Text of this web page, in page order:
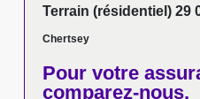
Terrain (résidentiel) 29
Chertsey
Pour votre
comparez-nous,